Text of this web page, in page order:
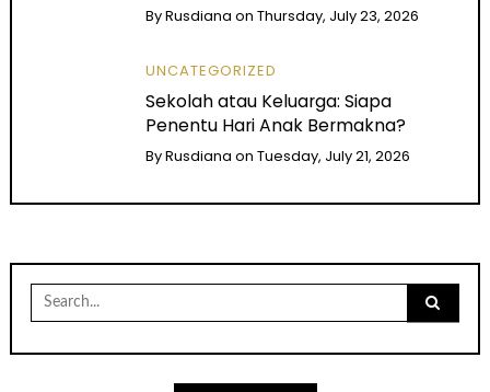
ByRusdiana onThursday, July 23, 2026
UNCATEGORIZED
Sekolah atau Keluarga: Siapa
Penentu Hari Anak Bermakna?
ByRusdiana onTuesday, July 21, 2026
Search
for: